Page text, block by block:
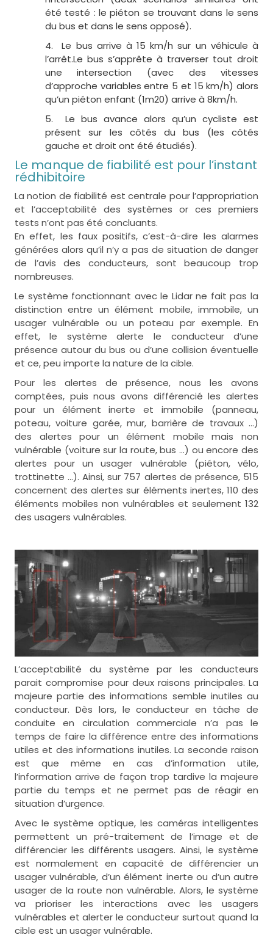
été testé : le piéton se trouvant dans le sens
du bus et dans le sens opposé).
Le bus arrive à 15 km/h sur un véhicule à
l’arrêt.Le bus s’apprête à traverser tout droit
une intersection (avec des vitesses
d’approche variables entre 5 et 15 km/h) alors
qu’un piéton enfant (1m20) arrive à 8km/h.
Le bus avance alors qu’un cycliste est
présent sur les côtés du bus (les côtés
gauche et droit ont été étudiés).
Le manque de fiabilité est pour l’instant
rédhibitoire
La notion de fiabilité est centrale pour l’appropriation
et l’acceptabilité des systèmes or ces premiers
tests n’ont pas été concluants.
En effet, les faux positifs, c’est-à-dire les alarmes
générées alors qu’il n’y a pas de situation de danger
de l’avis des conducteurs, sont beaucoup trop
nombreuses.
Le système fonctionnant avec le Lidar ne fait pas la
distinction entre un élément mobile, immobile, un
usager vulnérable ou un poteau par exemple. En
effet, le système alerte le conducteur d’une
présence autour du bus ou d’une collision éventuelle
et ce, peu importe la nature de la cible.
Pour les alertes de présence, nous les avons
comptées, puis nous avons différencié les alertes
pour un élément inerte et immobile (panneau,
poteau, voiture garée, mur, barrière de travaux …)
des alertes pour un élément mobile mais non
vulnérable (voiture sur la route, bus …) ou encore des
alertes pour un usager vulnérable (piéton, vélo,
trottinette …). Ainsi, sur 757 alertes de présence, 515
concernent des alertes sur éléments inertes, 110 des
éléments mobiles non vulnérables et seulement 132
des usagers vulnérables.
L’acceptabilité du système par les conducteurs
parait compromise pour deux raisons principales. La
majeure partie des informations semble inutiles au
conducteur. Dès lors, le conducteur en tâche de
conduite en circulation commerciale n’a pas le
temps de faire la différence entre des informations
utiles et des informations inutiles. La seconde raison
est que même en cas d’information utile,
l’information arrive de façon trop tardive la majeure
partie du temps et ne permet pas de réagir en
situation d’urgence.
Avec le système optique, les caméras intelligentes
permettent un pré-traitement de l’image et de
différencier les différents usagers. Ainsi, le système
est normalement en capacité de différencier un
usager vulnérable, d’un élément inerte ou d’un autre
usager de la route non vulnérable. Alors, le système
va prioriser les interactions avec les usagers
vulnérables et alerter le conducteur surtout quand la
cible est un usager vulnérable.